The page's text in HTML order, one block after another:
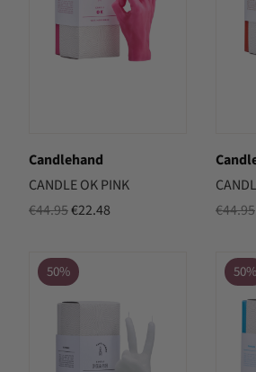
Candlehand
CANDLE OK PINK
€44.95Oorspronkelijke
was:
€44.95.
€22.48Huidige
€44.95
50% 50%